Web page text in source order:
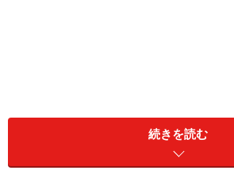
続きを読む